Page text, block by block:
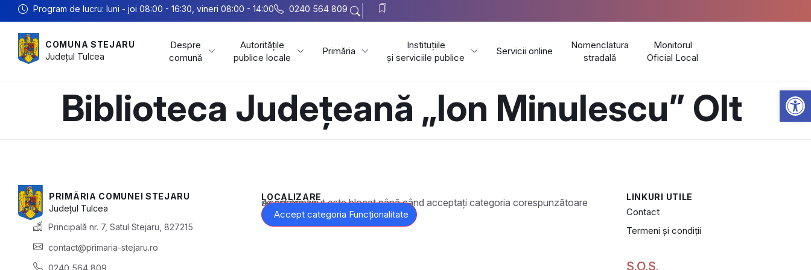
Program de lucru: luni - joi 08:00 - 16:30, vineri 08:00 - 14:00 0240 564 809
COMUNA STEJARU
Județul Tulcea
Despre
comună
Autoritățile
publice locale
Primăria
Instituțiile
și serviciile publice
Servicii online
Nomenclatura
stradală
Monitorul
Oficial Local
Biblioteca Județeană „Ion Minulescu” Olt
PRIMĂRIA COMUNEI STEJARU
Județul Tulcea
Principală nr. 7, Satul Stejaru, 827215
contact@primaria-stejaru.ro
0240 564 809
LOCALIZARE
Acest conținut este blocat până când acceptați categoria corespunzătoare de cookie-uri.
Accept categoria Funcționalitate
LINKURI UTILE
Contact
Termeni și condiții
S.O.S.